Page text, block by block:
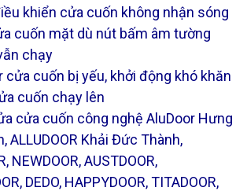
khiển cửa cuốn không nhận sóng
cuốn mặt dù nút bấm âm tường
chạy
cửa cuốn bị yếu, khởi động khó khăn
cuốn chạy lên
cửa cuốn công nghệ AluDoor Hưng
ALLUDOOR Khải Đức Thành,
NEWDOOR, AUSTDOOR,
DEDO, HAPPYDOOR, TITADOOR,